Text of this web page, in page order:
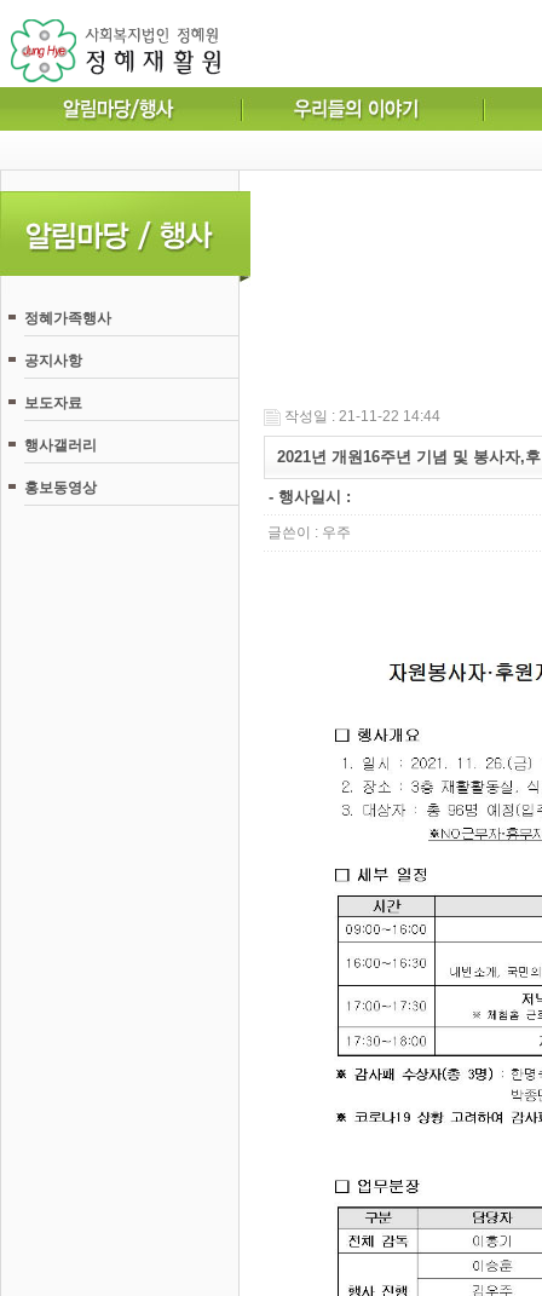
정혜가족행사
공지사항
보도자료
행사갤러리
홍보동영상
작성일 : 21-11-22 14:44
2021년 개원16주년 기념 및 봉사자,
- 행사일시 :
글쓴이 : 우주